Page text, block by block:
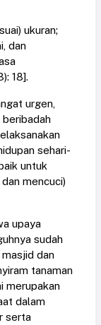
ukuran;
dan
18].
urgen,
sehari-
untuk
mencuci)
upaya
sudah
dan
tanaman
merupakan
dalam
serta